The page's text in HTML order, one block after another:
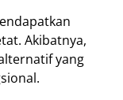
Akibatnya,
yang